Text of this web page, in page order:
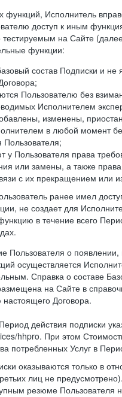
Исполнитель
доступ к иным
тестируемым на Сайте
функции:
состав Подписки и
Пользователю без
Исполнителем
изменены,
в любой момент
у Пользователя права
или замены, а также
с их прекращением или
ранее имел
не создает для
в течение всего
Пользователя о
осуществляется
Справка о составе
на Сайте в
Договора.
действия подписки
hhpro. При этом
потребленных Услуг в
оказываются только в
лиц не
резюме Пользователя